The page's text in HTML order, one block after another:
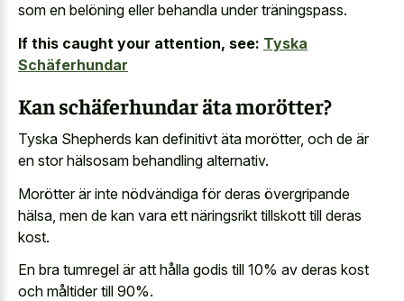
som en belöning eller behandla under träningspass.
If this caught your attention, see: Tyska
Schäferhundar
Kan schäferhundar äta morötter?
Tyska Shepherds kan definitivt äta morötter, och de är
en stor hälsosam behandling alternativ.
Morötter är inte nödvändiga för deras övergripande
hälsa, men de kan vara ett näringsrikt tillskott till deras
kost.
En bra tumregel är att hålla godis till 10% av deras kost
och måltider till 90%.